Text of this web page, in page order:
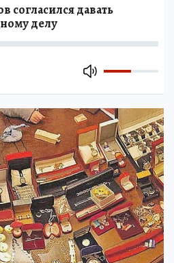
согласился давать
делу